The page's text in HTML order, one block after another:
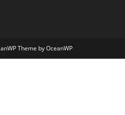
Theme by OceanWP